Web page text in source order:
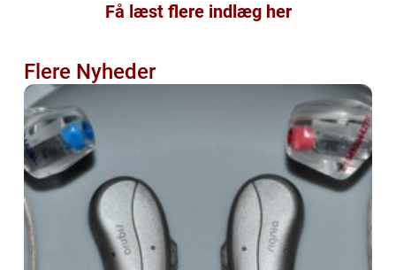
Få læst flere indlæg her
Flere Nyheder